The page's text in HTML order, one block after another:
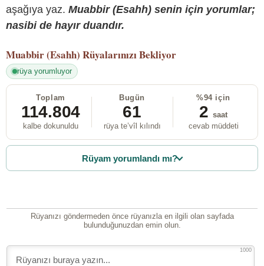
aşağıya yaz. Muabbir (Esahh) senin için yorumlar;
nasibi de hayır duandır.
Muabbir (Esahh) Rüyalarınızı Bekliyor
rüya yorumluyor
Toplam
114.804
kalbe dokunuldu
Bugün
61
rüya te’vîl kılındı
%94 için
2 saat
cevab müddeti
Rüyam yorumlandı mı?
Rüyanızı göndermeden önce rüyanızla en ilgili olan sayfada
bulunduğunuzdan emin olun.
1000